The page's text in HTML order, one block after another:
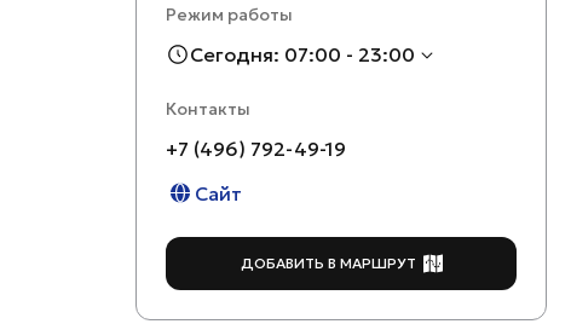
Режим работы
Сегодня: 07:00 - 23:00
Контакты
+7 (496) 792-49-19
Сайт
ДОБАВИТЬ В МАРШРУТ